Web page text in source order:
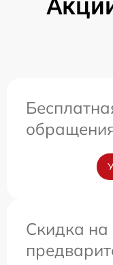
Скидка на